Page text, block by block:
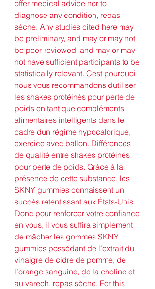
offer medical advice nor to
diagnose any condition, repas
sèche. Any studies cited here may
be preliminary, and may or may not
be peer-reviewed, and may or may
not have sufficient participants to be
statistically relevant. Cest pourquoi
nous vous recommandons dutiliser
les shakes protéinés pour perte de
poids en tant que compléments
alimentaires intelligents dans le
cadre dun régime hypocalorique,
exercice avec ballon. Différences
de qualité entre shakes protéinés
pour perte de poids. Grâce à la
présence de cette substance, les
SKNY gummies connaissent un
succès retentissant aux États-Unis.
Donc pour renforcer votre confiance
en vous, il vous suffira simplement
de mâcher les gommes SKNY
gummies possédant de l’extrait du
vinaigre de cidre de pomme, de
l’orange sanguine, de la choline et
au varech, repas sèche. For this